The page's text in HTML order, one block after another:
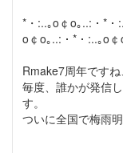
*・:..｡o￠o｡..:・*・
o￠o｡..:・*・:..｡o
Rmake7周年ですね
毎度、誰かが発信
す。
ついに全国で梅雨